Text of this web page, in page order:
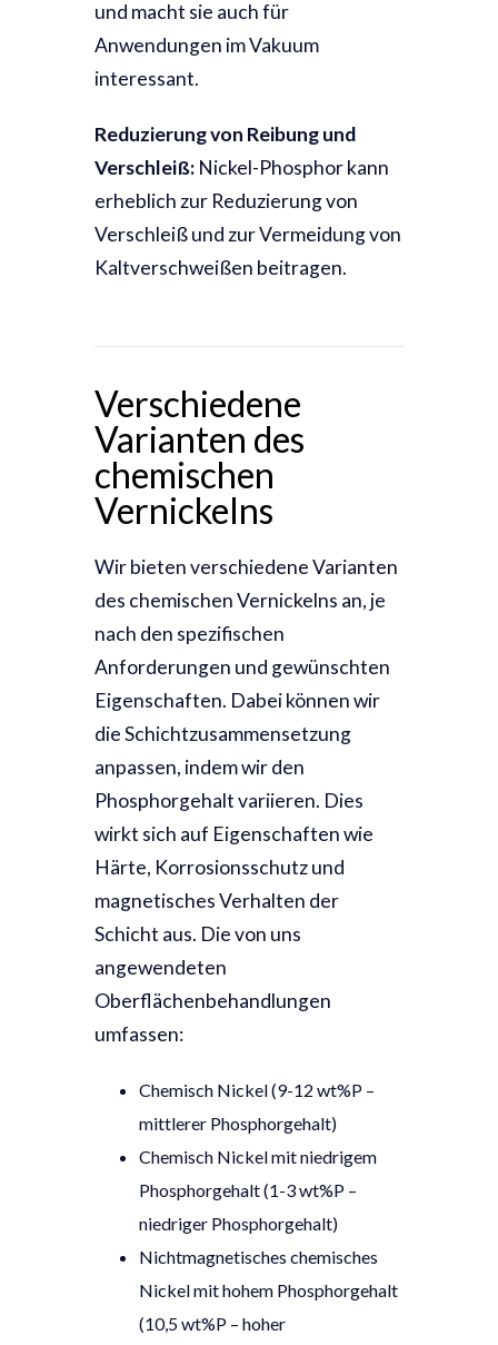
und macht sie auch für
Anwendungen im Vakuum
interessant.
Reduzierung von Reibung und
Verschleiß: Nickel-Phosphor kann
erheblich zur Reduzierung von
Verschleiß und zur Vermeidung von
Kaltverschweißen beitragen.
Verschiedene
Varianten des
chemischen
Vernickelns
Wir bieten verschiedene Varianten
des chemischen Vernickelns an, je
nach den spezifischen
Anforderungen und gewünschten
Eigenschaften. Dabei können wir
die Schichtzusammensetzung
anpassen, indem wir den
Phosphorgehalt variieren. Dies
wirkt sich auf Eigenschaften wie
Härte, Korrosionsschutz und
magnetisches Verhalten der
Schicht aus. Die von uns
angewendeten
Oberflächenbehandlungen
umfassen:
Chemisch Nickel (9-12 wt%P –
mittlerer Phosphorgehalt)
Chemisch Nickel mit niedrigem
Phosphorgehalt (1-3 wt%P –
niedriger Phosphorgehalt)
Nichtmagnetisches chemisches
Nickel mit hohem Phosphorgehalt
(10,5 wt%P – hoher